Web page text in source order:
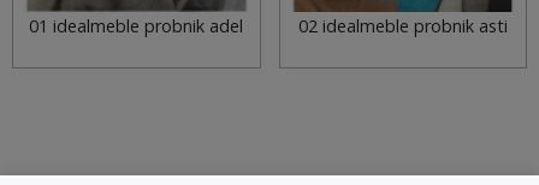
01 idealmeble probnik adel 02 idealmeble probnik asti